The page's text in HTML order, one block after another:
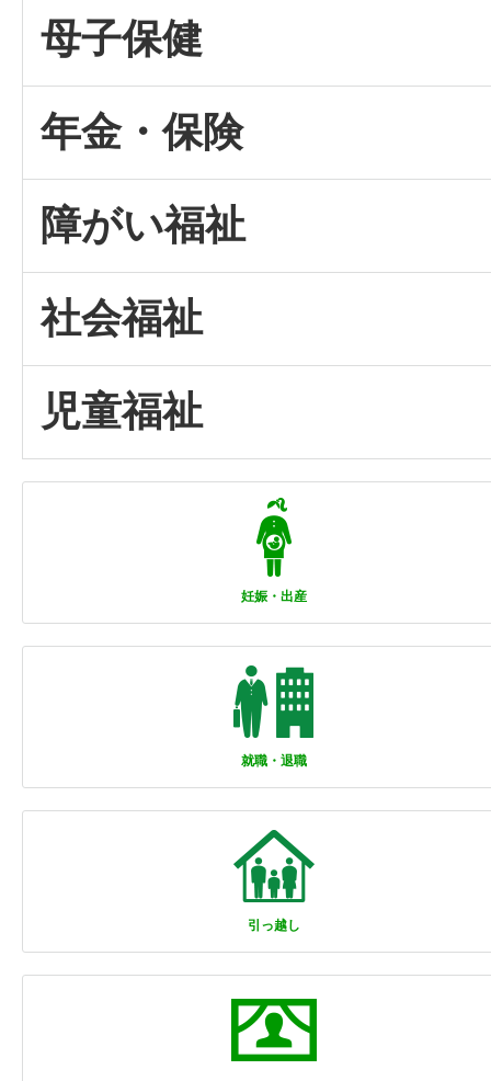
母子保健
年金・保険
障がい福祉
社会福祉
児童福祉
妊娠・出産
就職・退職
引っ越し